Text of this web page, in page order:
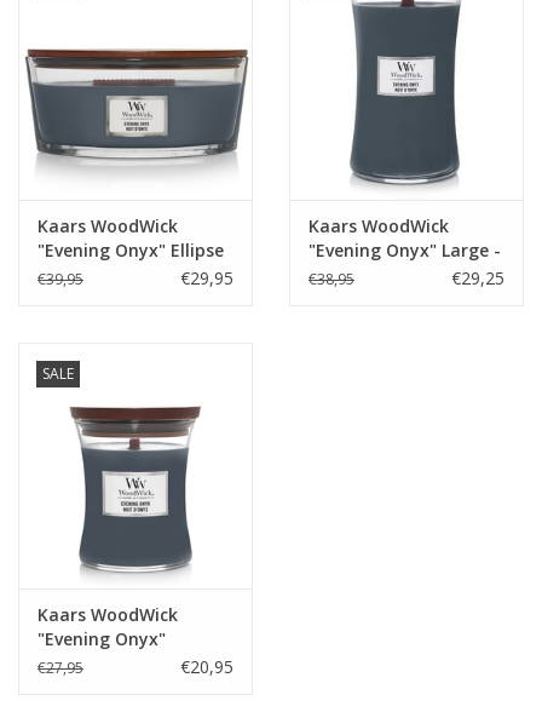
Sieraden
Hebbedingen
Wenskaarten
Brievenbus Kadootjes
Kadobonnen
Geslaagd!
Kaars WoodWick
"Evening Onyx" Ellipse
- WoodWick
€39,95 €29,95
Kaars WoodWick
"Evening Onyx" Large -
WoodWick
€38,95 €29,25
SALE
Kaars WoodWick
"Evening Onyx"
medium - WoodWick
€27,95 €20,95